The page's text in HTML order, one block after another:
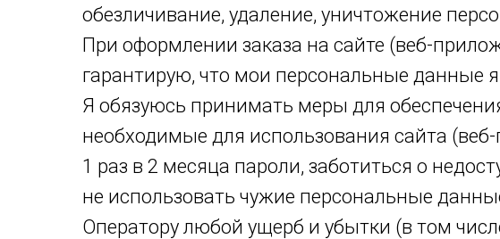
обезличивание, удаление, уничтожение
При оформлении заказа на сайте (веб-
гарантирую, что мои персональные
Я обязуюсь принимать меры для
необходимые для использования сайта
1 раз в 2 месяца пароли, заботиться о
не использовать чужие персональные
Оператору любой ущерб и убытки (в том